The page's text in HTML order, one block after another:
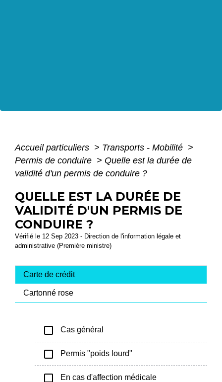
Accueil particuliers > Transports - Mobilité >
Permis de conduire > Quelle est la durée de
validité d'un permis de conduire ?
QUELLE EST LA DURÉE DE
VALIDITÉ D'UN PERMIS DE
CONDUIRE ?
Vérifié le 12 Sep 2023 - Direction de l'information légale et
administrative (Première ministre)
Carte de crédit
Cartonné rose
check_box_outline_blank Cas général
check_box_outline_blank Permis "poids lourd"
check_box_outline_blank En cas d'affection médicale